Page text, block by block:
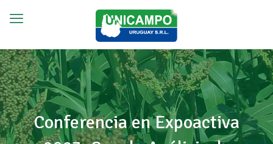
Conferencia en Expoactiva